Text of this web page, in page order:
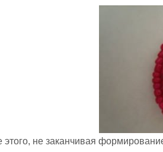
этого, не заканчивая